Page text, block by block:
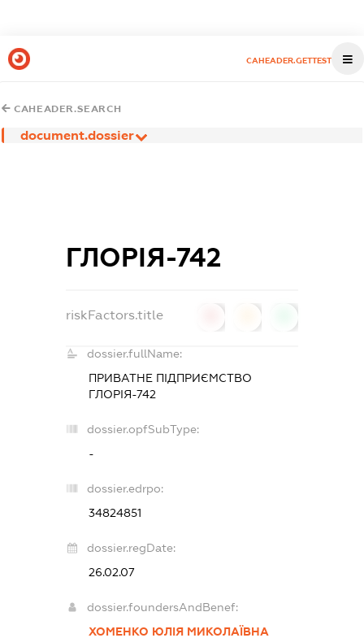
CAHEADER.GETTEST
CAHEADER.SEARCH
document.dossier
ГЛОРІЯ-742
riskFactors.title
dossier.fullName:
ПРИВАТНЕ ПІДПРИЄМСТВО
ГЛОРІЯ-742
dossier.opfSubType:
-
dossier.edrpo:
34824851
dossier.regDate:
26.02.07
dossier.foundersAndBenef:
ХОМЕНКО ЮЛІЯ МИКОЛАЇВНА